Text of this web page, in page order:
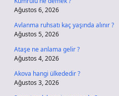
Ağustos 6, 2026
Avlanma ruhsatı kaç yaşında alınır ?
Ağustos 5, 2026
Ataşe ne anlama gelir ?
Ağustos 4, 2026
Akova hangi ülkededir ?
Ağustos 3, 2026